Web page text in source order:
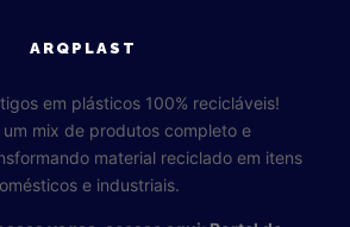
ARQPLAST
em plásticos 100% recicláveis!
um mix de produtos completo e
material reciclado em itens
e industriais.